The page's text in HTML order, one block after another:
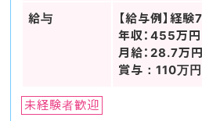
給与
【給与例】経験
年収：455万円
月給：28.7万円
賞与：110万円
未経験者歓迎